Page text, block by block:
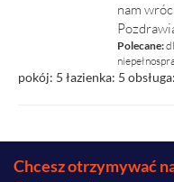
nam
Polecane:
pokój: 5 łazienka: 5
Chcesz otrzymywać